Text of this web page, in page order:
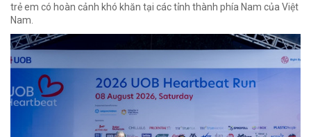
trẻ em có hoàn cảnh khó khăn tại các tỉnh thành phía Nam của Việt
Nam.